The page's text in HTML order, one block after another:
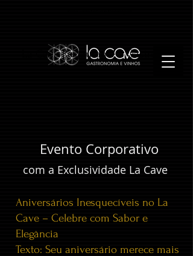
La Cave Restaurante e Gastrobar
Evento Corporativo
com a Exclusividade La Cave
Aniversários Inesquecíveis no La
Cave – Celebre com Sabor e
Elegância
Texto: Seu aniversário merece mais